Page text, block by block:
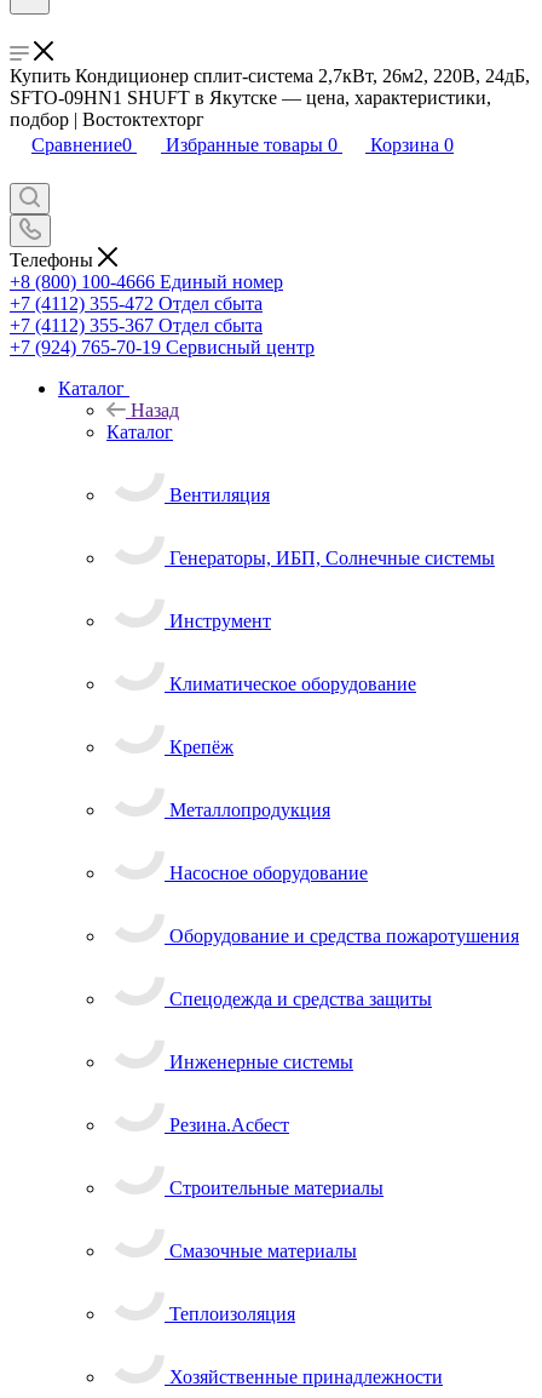
Купить Кондиционер сплит-система 2,7кВт, 26м2, 220В, 24дБ,
SFTO-09HN1 SHUFT в Якутске — цена, характеристики,
подбор | Востоктехторг
Сравнение0 Избранные товары 0 Корзина 0
Телефоны
+8 (800) 100-4666 Единый номер
+7 (4112) 355-472 Отдел сбыта
+7 (4112) 355-367 Отдел сбыта
+7 (924) 765-70-19 Сервисный центр
Каталог
Назад
Каталог
Вентиляция
Генераторы, ИБП, Солнечные системы
Инструмент
Климатическое оборудование
Крепёж
Металлопродукция
Насосное оборудование
Оборудование и средства пожаротушения
Спецодежда и средства защиты
Инженерные системы
Резина.Асбест
Строительные материалы
Смазочные материалы
Теплоизоляция
Хозяйственные принадлежности